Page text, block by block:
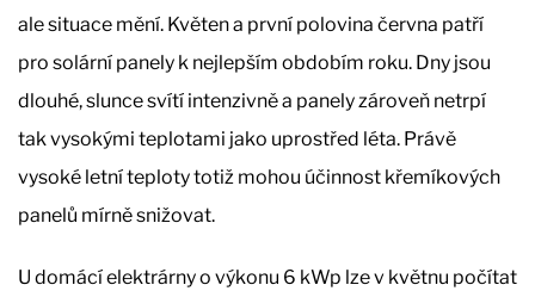
ale situace mění. Květen a první polovina června patří
pro solární panely k nejlepším obdobím roku. Dny jsou
dlouhé, slunce svítí intenzivně a panely zároveň netrpí
tak vysokými teplotami jako uprostřed léta. Právě
vysoké letní teploty totiž mohou účinnost křemíkových
panelů mírně snižovat.
U domácí elektrárny o výkonu 6 kWp lze v květnu počítat